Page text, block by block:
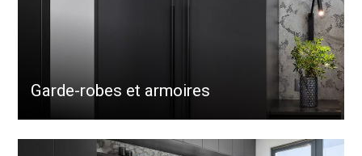
Garde-robes et armoires